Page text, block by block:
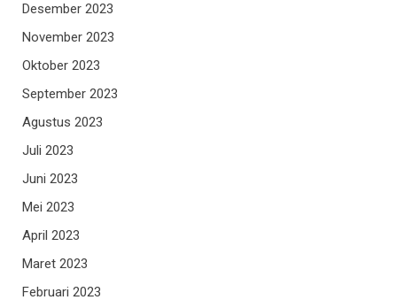
Desember 2023
November 2023
Oktober 2023
September 2023
Agustus 2023
Juli 2023
Juni 2023
Mei 2023
April 2023
Maret 2023
Februari 2023